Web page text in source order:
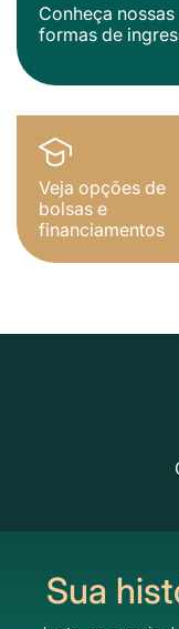
Conheça nossas
formas de
Veja opções de
bolsas e
financiamentos
Sua